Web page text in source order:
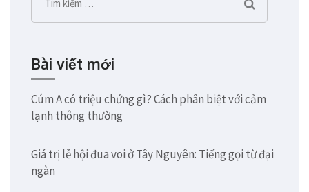
kiếm
Bài viết mới
Cúm A có triệu chứng gì? Cách phân biệt với cảm
lạnh thông thường
Giá trị lễ hội đua voi ở Tây Nguyên: Tiếng gọi từ đại
ngàn